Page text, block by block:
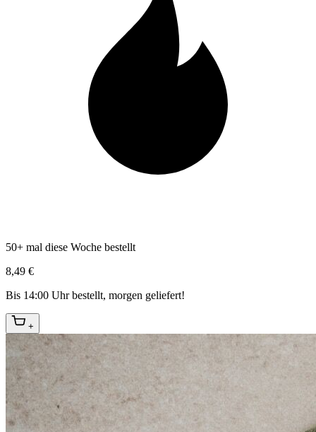
50+ mal diese Woche bestellt
8,49 €
Bis 14:00 Uhr bestellt, morgen geliefert!
+